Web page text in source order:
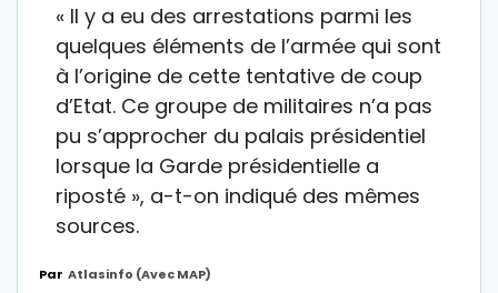
« Il y a eu des arrestations parmi les
quelques éléments de l’armée qui sont
à l’origine de cette tentative de coup
d’Etat. Ce groupe de militaires n’a pas
pu s’approcher du palais présidentiel
lorsque la Garde présidentielle a
riposté », a-t-on indiqué des mêmes
sources.
Par Atlasinfo (avec MAP)